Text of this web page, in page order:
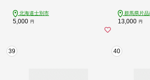
産地直送 【三栄アグリ】【A7136】
北海道士別市
5,000 円
群馬県片品
13,000 円
39 40